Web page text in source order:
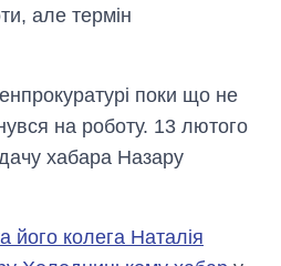
але термін
поки що не
на роботу. 13 лютого
хабара Назару
його колега Наталія